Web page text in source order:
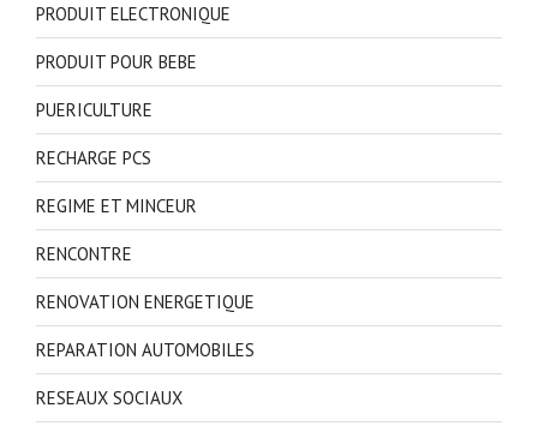
PRODUIT ELECTRONIQUE
PRODUIT POUR BEBE
PUERICULTURE
RECHARGE PCS
REGIME ET MINCEUR
RENCONTRE
RENOVATION ENERGETIQUE
REPARATION AUTOMOBILES
RESEAUX SOCIAUX